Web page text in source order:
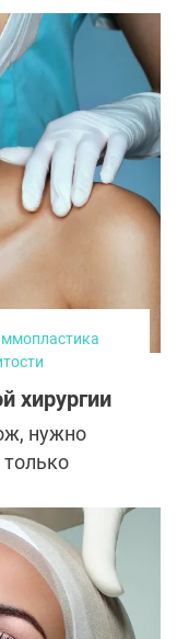
новая
с
аккуратным
и круглым
мода
Оказалось,
лица дольше
не хочет
выяснить,
обладатели
хирургии
нужно
вокруг
такой
время.